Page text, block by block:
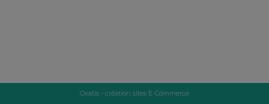
Oxatis - création sites E-Commerce